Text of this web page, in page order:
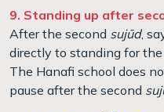
9. Standing up after
After the second sujūd,
directly to standing for
The Hanafi school does
pause after the second